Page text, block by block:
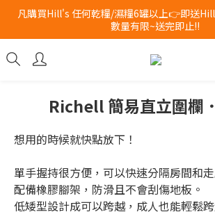
新品登場 獅子堂貓罐頭 $180 x 24罐！立
凡購買Hill's 任何乾糧/濕糧6罐以上👉即送
數量有限~送完即止!!
新品登場 獅子堂貓罐頭 $180 x 24罐！立
Richell 簡易直立圍欄
想用的時候就快點放下！
單手握持很方便，可以快速分隔房間和走
配備橡膠腳架，防滑且不會刮傷地板。
低矮型設計成可以跨越，成人也能輕鬆跨